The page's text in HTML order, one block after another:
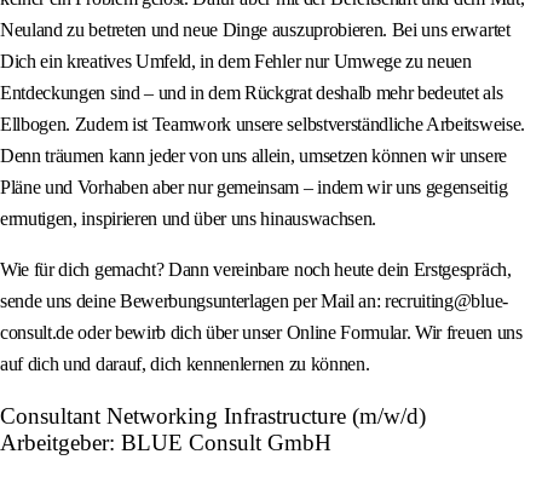
Neuland zu betreten und neue Dinge auszuprobieren. Bei uns erwartet
Dich ein kreatives Umfeld, in dem Fehler nur Umwege zu neuen
Entdeckungen sind – und in dem Rückgrat deshalb mehr bedeutet als
Ellbogen. Zudem ist Teamwork unsere selbstverständliche Arbeitsweise.
Denn träumen kann jeder von uns allein, umsetzen können wir unsere
Pläne und Vorhaben aber nur gemeinsam – indem wir uns gegenseitig
ermutigen, inspirieren und über uns hinauswachsen.
Wie für dich gemacht? Dann vereinbare noch heute dein Erstgespräch,
sende uns deine Bewerbungsunterlagen per Mail an: recruiting@blue-
consult.de oder bewirb dich über unser Online Formular. Wir freuen uns
auf dich und darauf, dich kennenlernen zu können.
Consultant Networking Infrastructure (m/w/d)
Arbeitgeber: BLUE Consult GmbH